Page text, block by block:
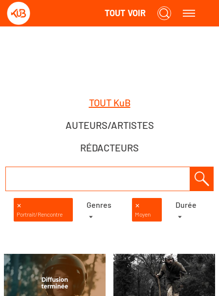
TOUT VOIR
TOUT KuB
AUTEURS/ARTISTES
RÉDACTEURS
✕
Portrait/Rencontre
Genres
✕
Moyen
Durée